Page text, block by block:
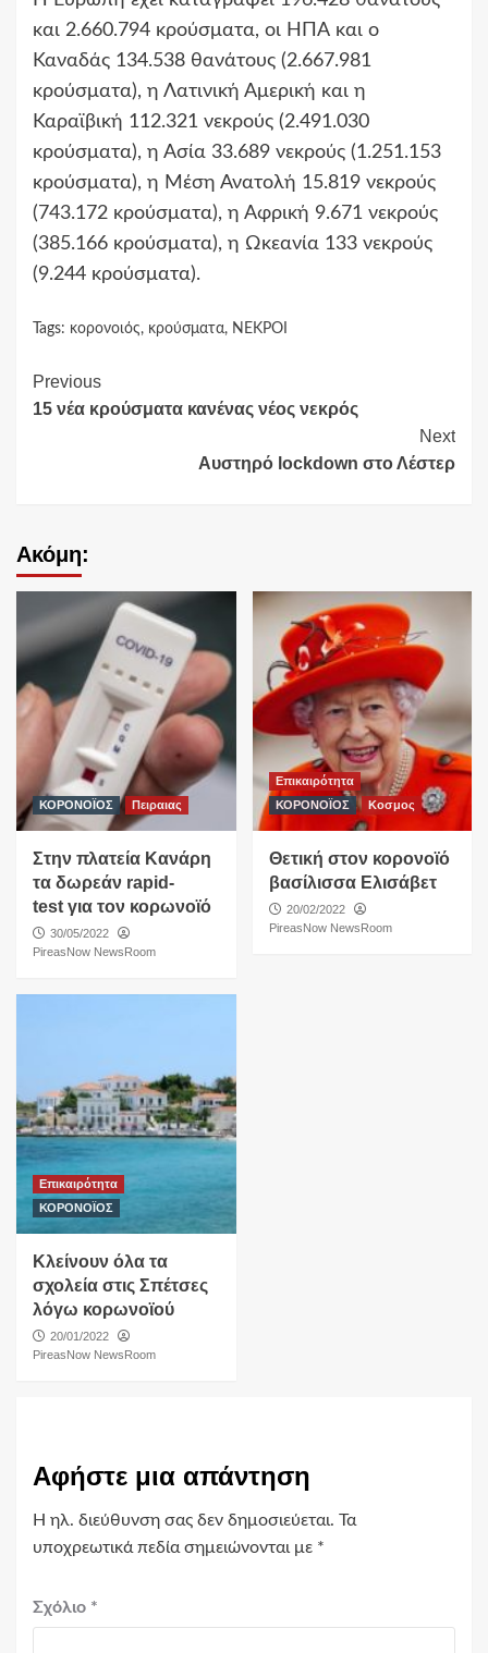
και 2.660.794 κρούσματα, οι ΗΠΑ και ο
Καναδάς 134.538 θανάτους (2.667.981
κρούσματα), η Λατινική Αμερική και η
Καραϊβική 112.321 νεκρούς (2.491.030
κρούσματα), η Ασία 33.689 νεκρούς (1.251.153
κρούσματα), η Μέση Ανατολή 15.819 νεκρούς
(743.172 κρούσματα), η Αφρική 9.671 νεκρούς
(385.166 κρούσματα), η Ωκεανία 133 νεκρούς
(9.244 κρούσματα).
Tags: κορονοιός, κρούσματα, ΝΕΚΡΟΙ
Continue
Reading
Previous
15 νέα κρούσματα κανένας νέος νεκρός
Next
Αυστηρό lockdown στο Λέστερ
Ακόμη:
ΚΟΡΟΝΟΪΟΣ Πειραιας
Στην πλατεία Κανάρη
τα δωρεάν rapid-
test για τον κορωνοϊό
30/05/2022
PireasNow NewsRoom
Επικαιρότητα
ΚΟΡΟΝΟΪΟΣ
Κοσμος
Θετική στον κορονοϊό
βασίλισσα Ελισάβετ
20/02/2022
PireasNow NewsRoom
Επικαιρότητα
ΚΟΡΟΝΟΪΟΣ
Κλείνουν όλα τα
σχολεία στις Σπέτσες
λόγω κορωνοϊού
20/01/2022
PireasNow NewsRoom
Αφήστε μια απάντηση
Η ηλ. διεύθυνση σας δεν δημοσιεύεται. Τα
υποχρεωτικά πεδία σημειώνονται με *
Σχόλιο *